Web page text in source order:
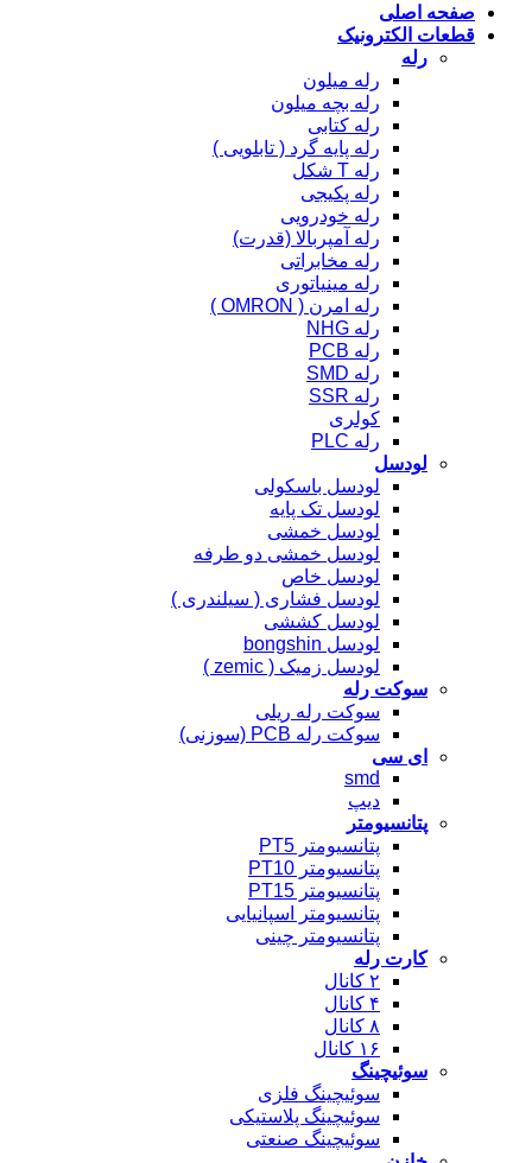
صفحه اصلی
قطعات الکترونیک
رله
رله میلون
رله بچه میلون
رله کتابی
رله پایه گرد ( تابلویی )
رله T شکل
رله پکیجی
رله خودرویی
رله آمپربالا (قدرت)
رله مخابراتی
رله مینیاتوری
رله امرن ( OMRON )
رله NHG
رله PCB
رله SMD
رله SSR
کولری
رله PLC
لودسل
لودسل باسکولی
لودسل تک پایه
لودسل خمشی
لودسل خمشی دو طرفه
لودسل خاص
لودسل فشاری ( سیلندری )
لودسل کششی
لودسل bongshin
لودسل زمیک ( zemic )
سوکت رله
سوکت رله ریلی
سوکت رله PCB (سوزنی)
ای سی
smd
دیپ
پتانسیومتر
پتانسیومتر PT5
پتانسیومتر PT10
پتانسیومتر PT15
پتانسیومتر اسپانیایی
پتانسیومتر چینی
کارت رله
۲ کانال
۴ کانال
۸ کانال
۱۶ کانال
سوئیچینگ
سوئیچینگ فلزی
سوئیچینگ پلاستیکی
سوئیچینگ صنعتی